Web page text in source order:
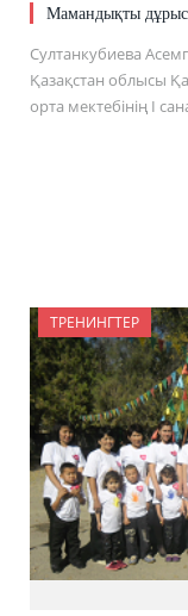
Мамандықты дұрыс
Султанкубиева
Қазақстан облысы
орта мектебінің I
ТРЕНИНГТЕР